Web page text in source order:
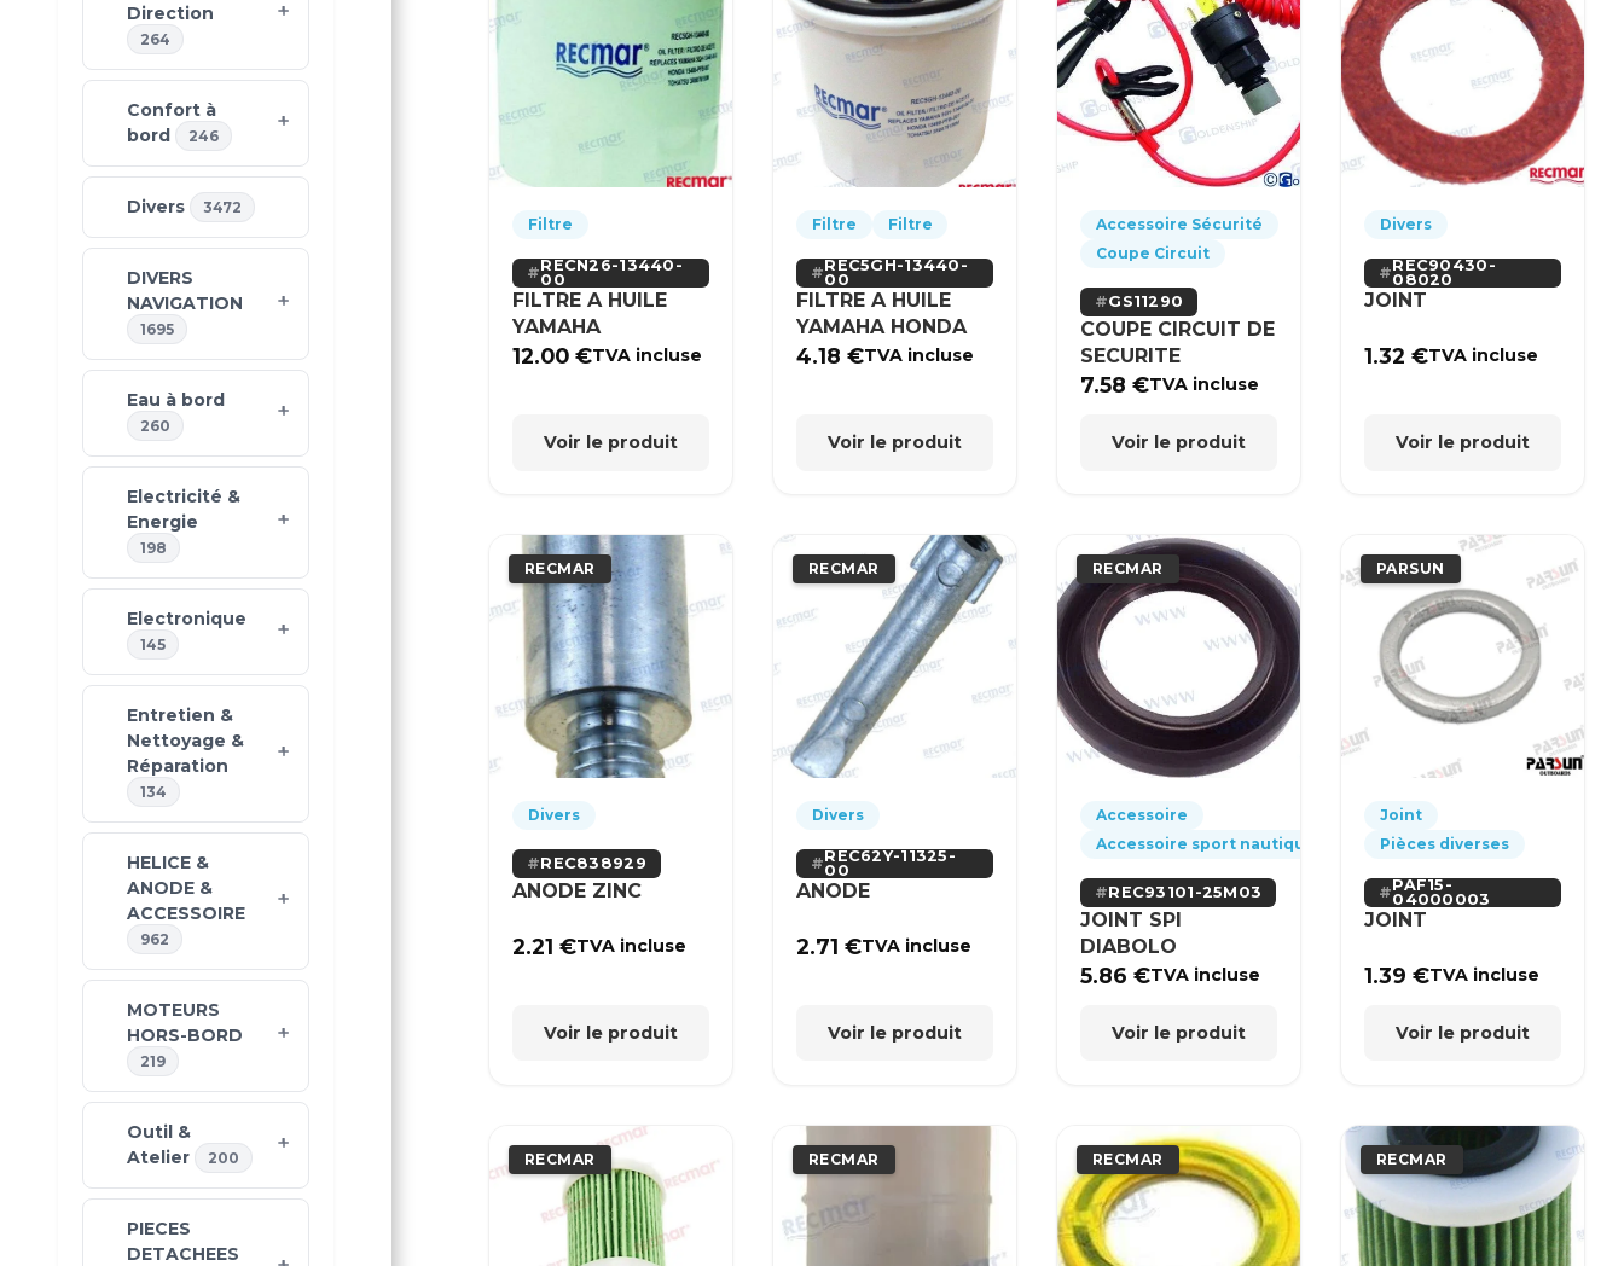
Direction
264
Confort à
bord
246
Divers 3472
DIVERS
NAVIGATION
1695
Eau à bord
260
Electricité &
Energie
198
Electronique
145
Entretien &
Nettoyage &
Réparation
134
HELICE &
ANODE &
ACCESSOIRE
962
MOTEURS
HORS-BORD
219
Outil &
Atelier
200
PIECES
DETACHEES
Filtre
RECN26-13440-
00
FILTRE A HUILE
YAMAHA
12.00€TVA incluse
Voir le produit
Filtre Filtre
REC5GH-13440-
00
FILTRE A HUILE
YAMAHA HONDA
4.18€TVA incluse
Voir le produit
Accessoire Sécurité
Coupe Circuit
GS11290
COUPE CIRCUIT DE
SECURITE
7.58€TVA incluse
Voir le produit
Divers
REC90430-
08020
JOINT
1.32€TVA incluse
Voir le produit
RECMAR
Divers
REC838929
ANODE ZINC
2.21€TVA incluse
Voir le produit
RECMAR
Divers
REC62Y-11325-
00
ANODE
2.71€TVA incluse
Voir le produit
RECMAR
Accessoire
Accessoire sport nautique
REC93101-25M03
JOINT SPI
DIABOLO
5.86€TVA incluse
Voir le produit
PARSUN
Joint
Pièces diverses
PAF15-
04000003
JOINT
1.39€TVA incluse
Voir le produit
RECMAR RECMAR RECMAR RECMAR